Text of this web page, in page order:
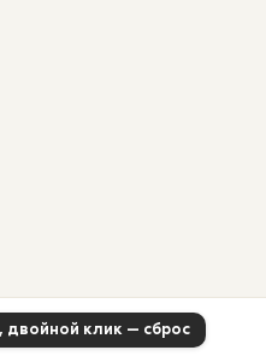
двойной клик — сброс